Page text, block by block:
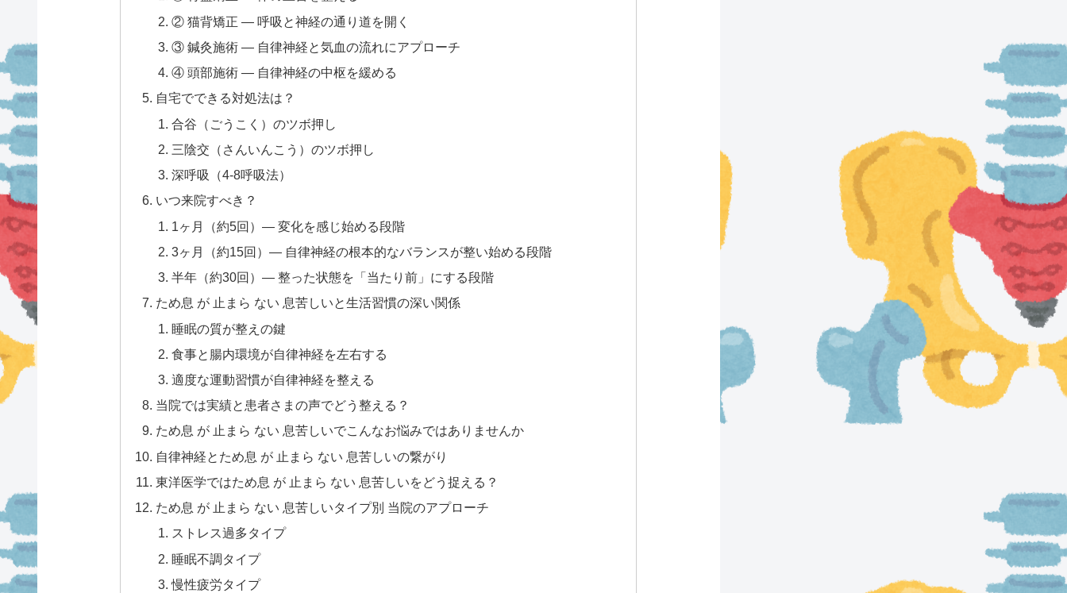
② 猫背矯正 — 呼吸と神経の通り道を開く
③ 鍼灸施術 — 自律神経と気血の流れにアプローチ
④ 頭部施術 — 自律神経の中枢を緩める
自宅でできる対処法は？
合谷（ごうこく）のツボ押し
三陰交（さんいんこう）のツボ押し
深呼吸（4-8呼吸法）
いつ来院すべき？
1ヶ月（約5回）— 変化を感じ始める段階
3ヶ月（約15回）— 自律神経の根本的なバランスが整い始める段階
半年（約30回）— 整った状態を「当たり前」にする段階
ため息 が 止まら ない 息苦しいと生活習慣の深い関係
睡眠の質が整えの鍵
食事と腸内環境が自律神経を左右する
適度な運動習慣が自律神経を整える
当院では実績と患者さまの声でどう整える？
ため息 が 止まら ない 息苦しいでこんなお悩みではありませんか
自律神経とため息 が 止まら ない 息苦しいの繋がり
東洋医学ではため息 が 止まら ない 息苦しいをどう捉える？
ため息 が 止まら ない 息苦しいタイプ別 当院のアプローチ
ストレス過多タイプ
睡眠不調タイプ
慢性疲労タイプ